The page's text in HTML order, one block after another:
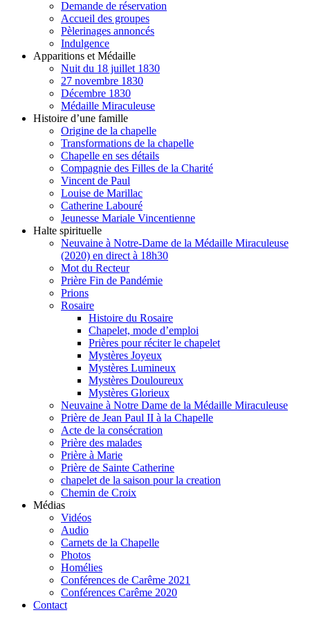
Demande de réservation
Accueil des groupes
Pèlerinages annoncés
Indulgence
Apparitions et Médaille
Nuit du 18 juillet 1830
27 novembre 1830
Décembre 1830
Médaille Miraculeuse
Histoire d’une famille
Origine de la chapelle
Transformations de la chapelle
Chapelle en ses détails
Compagnie des Filles de la Charité
Vincent de Paul
Louise de Marillac
Catherine Labouré
Jeunesse Mariale Vincentienne
Halte spirituelle
Neuvaine à Notre-Dame de la Médaille Miraculeuse
(2020) en direct à 18h30
Mot du Recteur
Prière Fin de Pandémie
Prions
Rosaire
Histoire du Rosaire
Chapelet, mode d’emploi
Prières pour réciter le chapelet
Mystères Joyeux
Mystères Lumineux
Mystères Douloureux
Mystères Glorieux
Neuvaine à Notre Dame de la Médaille Miraculeuse
Prière de Jean Paul II à la Chapelle
Acte de la consécration
Prière des malades
Prière à Marie
Prière de Sainte Catherine
chapelet de la saison pour la creation
Chemin de Croix
Médias
Vidéos
Audio
Carnets de la Chapelle
Photos
Homélies
Conférences de Carême 2021
Conférences Carême 2020
Contact